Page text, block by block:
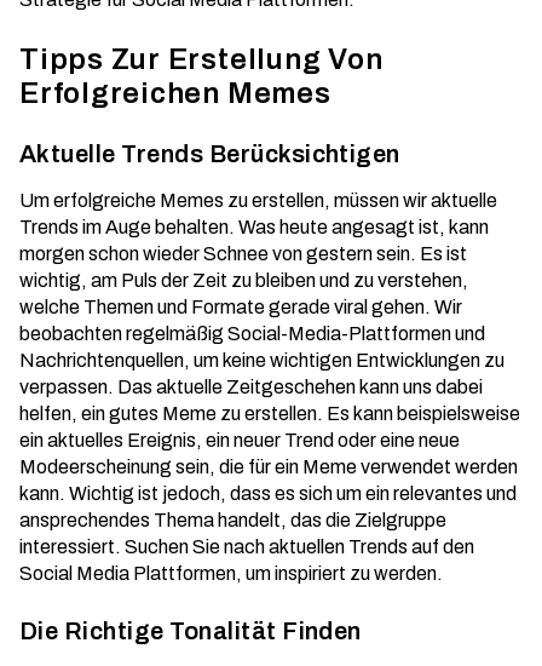
Tipps Zur Erstellung Von
Erfolgreichen Memes
Aktuelle Trends Berücksichtigen
Um erfolgreiche Memes zu erstellen, müssen wiraktuelle
Trends im Auge behalten. Was heute angesagt ist, kann
morgen schon wieder Schnee von gestern sein. Es ist
wichtig, am Puls der Zeit zu bleiben und zu verstehen,
welche Themen und Formate gerade viral gehen. Wir
beobachten regelmäßig Social-Media-Plattformen und
Nachrichtenquellen, um keine wichtigen Entwicklungen zu
verpassen. Das aktuelle Zeitgeschehen kann uns dabei
helfen, ein gutes Meme zu erstellen. Es kann beispielsweise
ein aktuelles Ereignis, ein neuer Trend oder eine neue
Modeerscheinung sein, die für ein Meme verwendet werden
kann. Wichtig ist jedoch, dass es sich um ein relevantes und
ansprechendes Thema handelt, das die Zielgruppe
interessiert. Suchen Sie nach aktuellen Trends auf den
Social Media Plattformen, um inspiriert zu werden.
Die Richtige Tonalität Finden